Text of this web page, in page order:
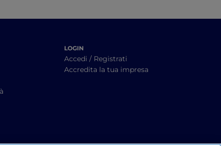
LOGIN
Accedi / Registrati
Accredita la tua impresa